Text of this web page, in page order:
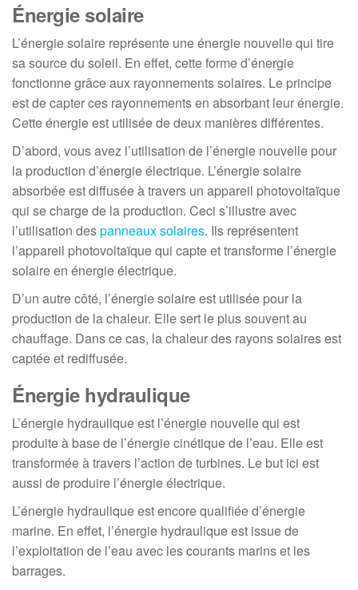
Énergie solaire
L’énergie solaire représente une énergie nouvelle qui tire
sa source du soleil. En effet, cette forme d’énergie
fonctionne grâce aux rayonnements solaires. Le principe
est de capter ces rayonnements en absorbant leur énergie.
Cette énergie est utilisée de deux manières différentes.
D’abord, vous avez l’utilisation de l’énergie nouvelle pour
la production d’énergie électrique. L’énergie solaire
absorbée est diffusée à travers un appareil photovoltaïque
qui se charge de la production. Ceci s’illustre avec
l’utilisation despanneaux solaires. Ils représentent
l’appareil photovoltaïque qui capte et transforme l’énergie
solaire en énergie électrique.
D’un autre côté, l’énergie solaire est utilisée pour la
production de la chaleur. Elle sert le plus souvent au
chauffage. Dans ce cas, la chaleur des rayons solaires est
captée et rediffusée.
Énergie hydraulique
L’énergie hydraulique est l’énergie nouvelle qui est
produite à base de l’énergie cinétique de l’eau. Elle est
transformée à travers l’action de turbines. Le but ici est
aussi de produire l’énergie électrique.
L’énergie hydraulique est encore qualifiée d’énergie
marine. En effet, l’énergie hydraulique est issue de
l’exploitation de l’eau avec les courants marins et les
barrages.